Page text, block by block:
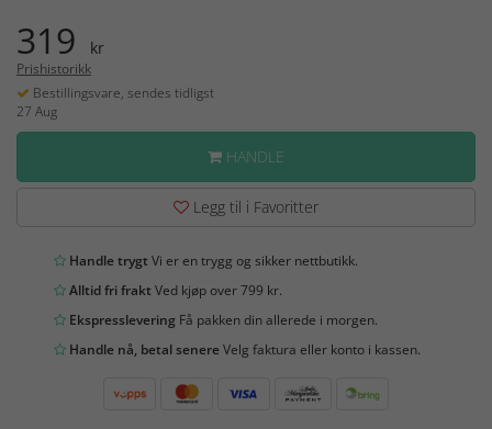
319 kr
Prishistorikk
Bestillingsvare, sendes tidligst
27 Aug
HANDLE
Legg til i Favoritter
Handle trygtVi er en trygg og sikker nettbutikk.
Alltid fri fraktVed kjøp over 799 kr.
Ekspresslevering Få pakken din allerede i morgen.
Handle nå, betal senereVelg faktura eller konto i kassen.